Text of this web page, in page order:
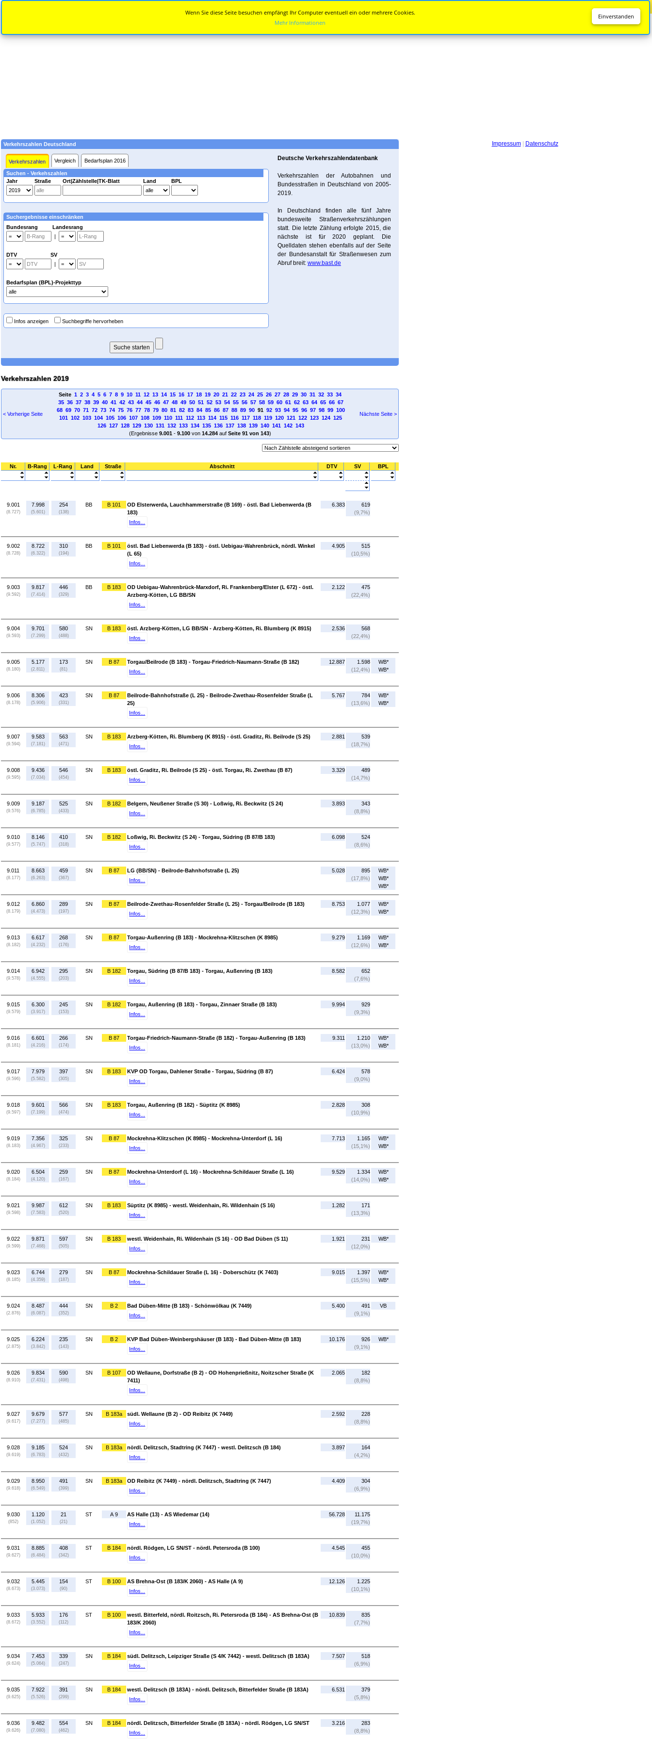
Verkehrszahlen Deutschland
Verkehrszahlen Vergleich Bedarfsplan 2016
Suchen - Verkehszahlen
Jahr
Straße Ort|Zählstelle|TK-Blatt Land BPL
Suchergebnisse einschränken
Bundesrang Landesrang
|
DTV SV
|
Bedarfsplan (BPL)-Projekttyp
Infos anzeigen Suchbegriffe hervorheben
Deutsche Verkehrszahlendatenbank
Verkehrszahlen der Autobahnen und
Bundesstraßen in Deutschland von 2005-
2019.
In Deutschland finden alle fünf Jahre
bundesweite Straßenverkehrszählungen
statt. Die letzte Zählung erfolgte 2015, die
nächste ist für 2020 geplant. Die
Quelldaten stehen ebenfalls auf der Seite
der Bundesanstalt für Straßenwesen zum
Abruf breit: www.bast.de
Verkehrszahlen 2019
< Vorherige Seite
Seite 1 2 3 4 5 6 7 8 9 10 11 12 13 14 15 16 17 18 19 20 21 22 23 24 25 26 27 28 29 30 31 32 33 34
35 36 37 38 39 40 41 42 43 44 45 46 47 48 49 50 51 52 53 54 55 56 57 58 59 60 61 62 63 64 65 66 67
68 69 70 71 72 73 74 75 76 77 78 79 80 81 82 83 84 85 86 87 88 89 9091 92 93 94 95 96 97 98 99 100
101 102 103 104 105 106 107 108 109 110 111 112 113 114 115 116 117 118 119 120 121 122 123 124 125
126 127 128 129 130 131 132 133 134 135 136 137 138 139 140 141 142 143
(Ergebnisse 9.001- 9.100von 14.284auf Seite 91 von 143)
Nächste Seite >
Nr. B-Rang L-Rang Land Straße Abschnitt DTV SV BPL
9.001
(8.727)
7.998
(5.601)
254
(138)
BB B 101
OD Elsterwerda, Lauchhammerstraße (B 169) - östl. Bad Liebenwerda (B
183)
Infos...
6.383
619
(9,7%)
9.002
(8.728)
8.722
(6.322)
310
(194)
BB B 101
östl. Bad Liebenwerda (B 183) - östl. Uebigau-Wahrenbrück, nördl. Winkel
(L 65)
Infos...
4.905
515
(10,5%)
9.003
(9.592)
9.817
(7.414)
446
(329)
BB B 183
OD Uebigau-Wahrenbrück-Marxdorf, Ri. Frankenberg/Elster (L 672) - östl.
Arzberg-Kötten, LG BB/SN
Infos...
2.122
475
(22,4%)
9.004
(9.593)
9.701
(7.299)
580
(488)
SN B 183
östl. Arzberg-Kötten, LG BB/SN - Arzberg-Kötten, Ri. Blumberg (K 8915)
Infos...
2.536
568
(22,4%)
9.005
(8.180)
5.177
(2.811)
173
(81)
SN B 87
Torgau/Beilrode (B 183) - Torgau-Friedrich-Naumann-Straße (B 182)
Infos...
12.887
1.598
(12,4%)
WB*
WB*
9.006
(8.178)
8.306
(5.906)
423
(331)
SN B 87
Beilrode-Bahnhofstraße (L 25) - Beilrode-Zwethau-Rosenfelder Straße (L
25)
Infos...
5.767
784
(13,6%)
WB*
WB*
9.007
(9.594)
9.583
(7.181)
563
(471)
SN B 183
Arzberg-Kötten, Ri. Blumberg (K 8915) - östl. Graditz, Ri. Beilrode (S 25)
Infos...
2.881
539
(18,7%)
9.008
(9.595)
9.436
(7.034)
546
(454)
SN B 183
östl. Graditz, Ri. Beilrode (S 25) - östl. Torgau, Ri. Zwethau (B 87)
Infos...
3.329
489
(14,7%)
9.009
(9.576)
9.187
(6.785)
525
(433)
SN B 182
Belgern, Neußener Straße (S 30) - Loßwig, Ri. Beckwitz (S 24)
Infos...
3.893
343
(8,8%)
9.010
(9.577)
8.146
(5.747)
410
(318)
SN B 182
Loßwig, Ri. Beckwitz (S 24) - Torgau, Südring (B 87/B 183)
Infos...
6.098
524
(8,6%)
9.011
(8.177)
8.663
(6.263)
459
(367)
SN B 87
LG (BB/SN) - Beilrode-Bahnhofstraße (L 25)
Infos...
5.028
895
(17,8%)
WB*
WB*
WB*
9.012
(8.179)
6.860
(4.473)
289
(197)
SN B 87
Beilrode-Zwethau-Rosenfelder Straße (L 25) - Torgau/Beilrode (B 183)
Infos...
8.753
1.077
(12,3%)
WB*
WB*
9.013
(8.182)
6.617
(4.232)
268
(176)
SN B 87
Torgau-Außenring (B 183) - Mockrehna-Klitzschen (K 8985)
Infos...
9.279
1.169
(12,6%)
WB*
WB*
9.014
(9.578)
6.942
(4.555)
295
(203)
SN B 182
Torgau, Südring (B 87/B 183) - Torgau, Außenring (B 183)
Infos...
8.582
652
(7,6%)
9.015
(9.579)
6.300
(3.917)
245
(153)
SN B 182
Torgau, Außenring (B 183) - Torgau, Zinnaer Straße (B 183)
Infos...
9.994
929
(9,3%)
9.016
(8.181)
6.601
(4.216)
266
(174)
SN B 87
Torgau-Friedrich-Naumann-Straße (B 182) - Torgau-Außenring (B 183)
Infos...
9.311
1.210
(13,0%)
WB*
WB*
9.017
(9.596)
7.979
(5.582)
397
(305)
SN B 183
KVP OD Torgau, Dahlener Straße - Torgau, Südring (B 87)
Infos...
6.424
578
(9,0%)
9.018
(9.597)
9.601
(7.199)
566
(474)
SN B 183
Torgau, Außenring (B 182) - Süptitz (K 8985)
Infos...
2.828
308
(10,9%)
9.019
(8.183)
7.356
(4.967)
325
(233)
SN B 87
Mockrehna-Klitzschen (K 8985) - Mockrehna-Unterdorf (L 16)
Infos...
7.713
1.165
(15,1%)
WB*
WB*
9.020
(8.184)
6.504
(4.120)
259
(167)
SN B 87
Mockrehna-Unterdorf (L 16) - Mockrehna-Schildauer Straße (L 16)
Infos...
9.529
1.334
(14,0%)
WB*
WB*
9.021
(9.598)
9.987
(7.583)
612
(520)
SN B 183
Süptitz (K 8985) - westl. Weidenhain, Ri. Wildenhain (S 16)
Infos...
1.282
171
(13,3%)
9.022
(9.599)
9.871
(7.468)
597
(505)
SN B 183
westl. Weidenhain, Ri. Wildenhain (S 16) - OD Bad Düben (S 11)
Infos...
1.921
231
(12,0%)
WB*
9.023
(8.185)
6.744
(4.359)
279
(187)
SN B 87
Mockrehna-Schildauer Straße (L 16) - Doberschütz (K 7403)
Infos...
9.015
1.397
(15,5%)
WB*
WB*
9.024
(2.876)
8.487
(6.087)
444
(352)
SN B 2
Bad Düben-Mitte (B 183) - Schönwölkau (K 7449)
Infos...
5.400
491
(9,1%)
VB
9.025
(2.875)
6.224
(3.842)
235
(143)
SN B 2
KVP Bad Düben-Weinbergshäuser (B 183) - Bad Düben-Mitte (B 183)
Infos...
10.176
926
(9,1%)
WB*
9.026
(8.910)
9.834
(7.431)
590
(498)
SN B 107
OD Wellaune, Dorfstraße (B 2) - OD Hohenprießnitz, Noitzscher Straße (K
7411)
Infos...
2.065
182
(8,8%)
9.027
(9.617)
9.679
(7.277)
577
(485)
SN B 183a
südl. Wellaune (B 2) - OD Reibitz (K 7449)
Infos...
2.592
228
(8,8%)
9.028
(9.619)
9.185
(6.783)
524
(432)
SN B 183a
nördl. Delitzsch, Stadtring (K 7447) - westl. Delitzsch (B 184)
Infos...
3.897
164
(4,2%)
9.029
(9.618)
8.950
(6.549)
491
(399)
SN B 183a
OD Reibitz (K 7449) - nördl. Delitzsch, Stadtring (K 7447)
Infos...
4.409
304
(6,9%)
9.030
(852)
1.120
(1.052)
21
(21)
ST A 9
AS Halle (13) - AS Wiedemar (14)
Infos...
56.728
11.175
(19,7%)
9.031
(9.627)
8.885
(6.484)
408
(342)
ST B 184
nördl. Rödgen, LG SN/ST - nördl. Petersroda (B 100)
Infos...
4.545
455
(10,0%)
9.032
(8.673)
5.445
(3.073)
154
(90)
ST B 100
AS Brehna-Ost (B 183/K 2060) - AS Halle (A 9)
Infos...
12.126
1.225
(10,1%)
9.033
(8.672)
5.933
(3.552)
176
(112)
ST B 100
westl. Bitterfeld, nördl. Roitzsch, Ri. Petersroda (B 184) - AS Brehna-Ost (B
183/K 2060)
Infos...
10.839
835
(7,7%)
9.034
(9.624)
7.453
(5.064)
339
(247)
SN B 184
südl. Delitzsch, Leipziger Straße (S 4/K 7442) - westl. Delitzsch (B 183A)
Infos...
7.507
518
(6,9%)
9.035
(9.625)
7.922
(5.526)
391
(299)
SN B 184
westl. Delitzsch (B 183A) - nördl. Delitzsch, Bitterfelder Straße (B 183A)
Infos...
6.531
379
(5,8%)
9.036
(9.626)
9.482
(7.080)
554
(462)
SN B 184
nördl. Delitzsch, Bitterfelder Straße (B 183A) - nördl. Rödgen, LG SN/ST
Infos...
3.216
283
(8,8%)
Impressum| Datenschutz
Einverstanden
Wenn Sie diese Seite besuchen empfängt Ihr Computer eventuell ein oder mehrere Cookies.
Mehr Informationen